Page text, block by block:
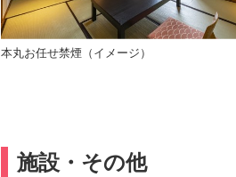
本丸お任せ禁煙（イメージ）
施設・その他